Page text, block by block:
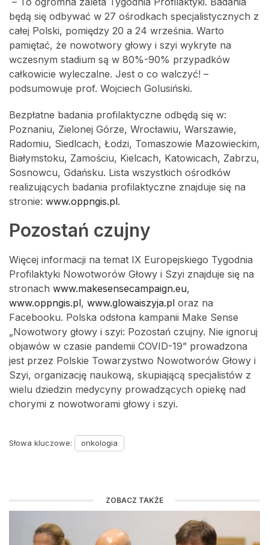
będą się odbywać w 27 ośrodkach specjalistycznych z
całej Polski, pomiędzy 20 a 24 września. Warto
pamiętać, że nowotwory głowy i szyi wykryte na
wczesnym stadium są w 80%-90% przypadków
całkowicie wyleczalne. Jest o co walczyć! –
podsumowuje prof. Wojciech Golusiński.
Bezpłatne badania profilaktyczne odbędą się w:
Poznaniu, Zielonej Górze, Wrocławiu, Warszawie,
Radomiu, Siedlcach, Łodzi, Tomaszowie Mazowieckim,
Białymstoku, Zamościu, Kielcach, Katowicach, Zabrzu,
Sosnowcu, Gdańsku. Lista wszystkich ośrodków
realizujących badania profilaktyczne znajduje się na
stronie: www.oppngis.pl.
Pozostań czujny
Więcej informacji na temat IX Europejskiego Tygodnia
Profilaktyki Nowotworów Głowy i Szyi znajduje się na
stronach www.makesensecampaign.eu,
www.oppngis.pl, www.glowaiszyja.pl oraz na
Facebooku. Polska odsłona kampanii Make Sense
„Nowotwory głowy i szyi: Pozostań czujny. Nie ignoruj
objawów w czasie pandemii COVID-19” prowadzona
jest przez Polskie Towarzystwo Nowotworów Głowy i
Szyi, organizację naukową, skupiającą specjalistów z
wielu dziedzin medycyny prowadzących opiekę nad
chorymi z nowotworami głowy i szyi.
Słowa kluczowe: onkologia
ZOBACZ TAKŻE